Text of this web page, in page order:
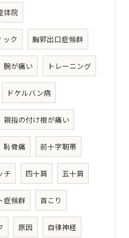
体院
ック 胸郭出口症候群
腕が痛い トレーニング
ドケルバン病
親指の付け根が痛い
恥骨痛 前十字靭帯
チ 四十肩 五十肩
症候群 首こり
原因 自律神経